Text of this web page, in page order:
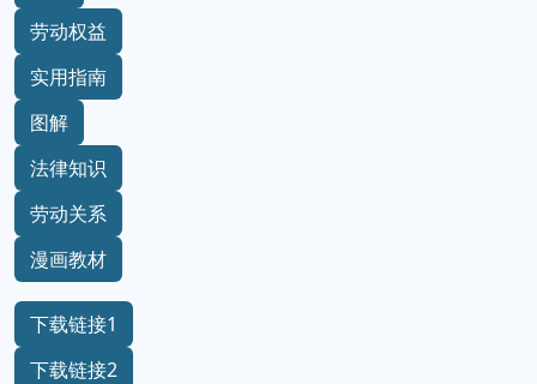
劳动权益
实用指南
图解
法律知识
劳动关系
漫画教材
下载链接1
下载链接2